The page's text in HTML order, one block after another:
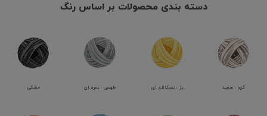
دسته بندی محصولات بر اساس رنگ
کرم ، سفید بژ ، نسکافه ای طوسی ، نقره ای مشکی